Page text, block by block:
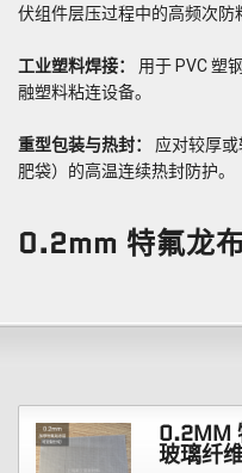
伏组件层压过程中的高频次防
工业塑料焊接：
用于 PVC 塑
融塑料粘连设备。
重型包装与热封：
应对较厚
肥袋）的高温连续热封防护。
0.2mm 特氟龙
0.2MM
玻璃纤